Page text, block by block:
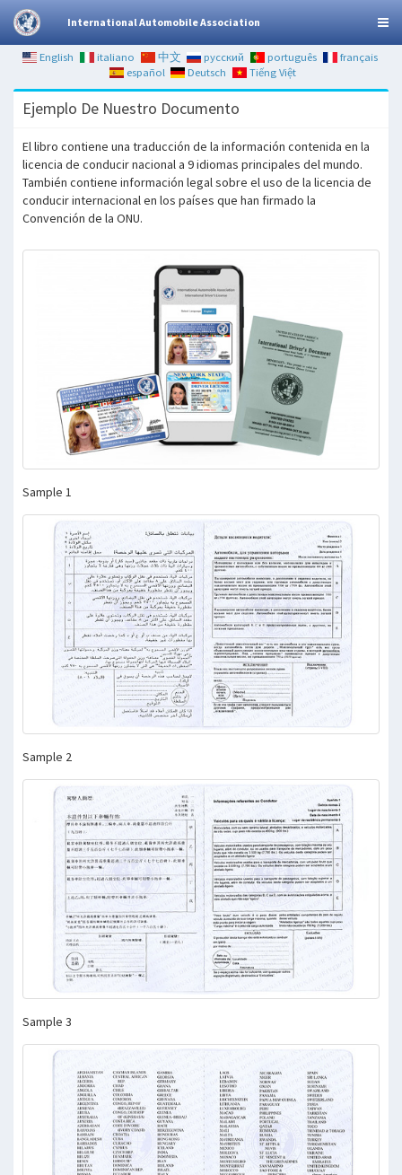
International Automobile Association
English italiano 中文 русский português
français
español
Deutsch Tiếng Việt
Ejemplo De Nuestro Documento
El libro contiene una traducción de la información contenida en la
licencia de conducir nacional a 9 idiomas principales del mundo.
También contiene información legal sobre el uso de la licencia de
conducir internacional en los países que han firmado la
Convención de la ONU.
Sample 1
Sample 2
Sample 3